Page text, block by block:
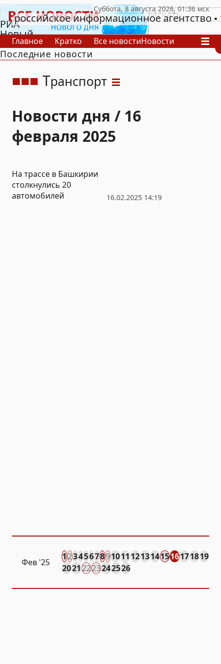
РИА
Новый
День
российское информационное агентство
Главное Кратко Все новостиНовости
В России
В мире
Последние новости
Транспорт
Новости дня / 16
февраля 2025
16.02.2025 14:19
На трассе в Башкирии
столкнулись 20
автомобилей
Фев '25
12345678910111213141516171819
20212223242526